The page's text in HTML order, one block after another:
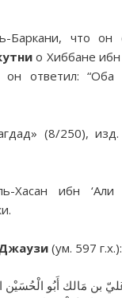
Баркани, что он
о Хиббане ибн
ответил: “Оба
(8/250), изд.
Хасан ибн
(ум. 597 г.х.):
بن مَالك أَبُو الْحُسَيْن